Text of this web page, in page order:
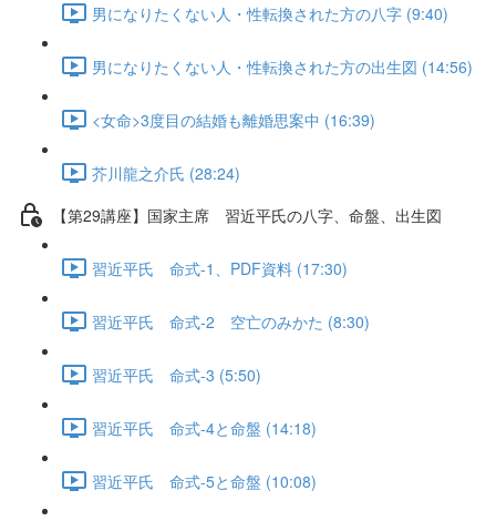
男になりたくない人・性転換された方の八字 (9:40)
男になりたくない人・性転換された方の出生図 (14:56)
<女命>3度目の結婚も離婚思案中 (16:39)
芥川龍之介氏 (28:24)
【第29講座】国家主席 習近平氏の八字、命盤、出生図
習近平氏 命式-1、PDF資料 (17:30)
習近平氏 命式-2 空亡のみかた (8:30)
習近平氏 命式-3 (5:50)
習近平氏 命式-4と命盤 (14:18)
習近平氏 命式-5と命盤 (10:08)